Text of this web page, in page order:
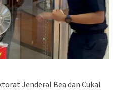
Jenderal Bea dan Cukai